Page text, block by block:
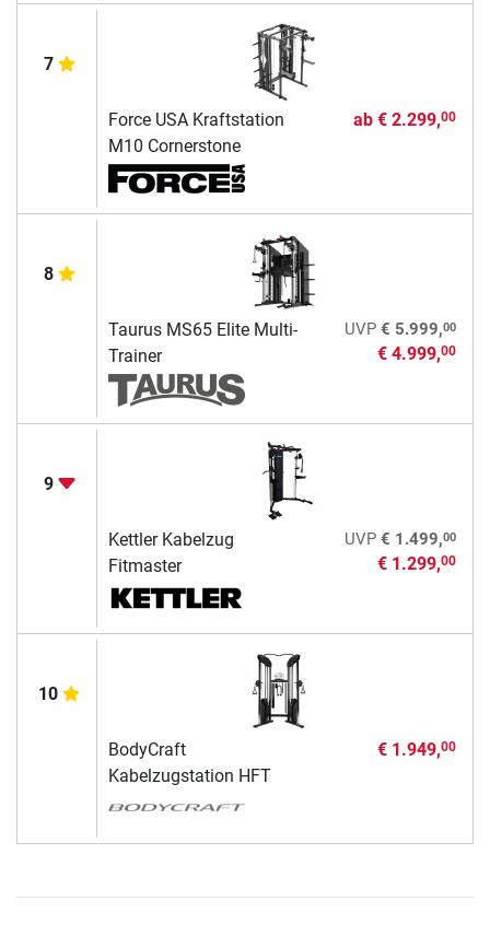
7
Force USA Kraftstation
M10 Cornerstone
ab € 2.299,00
8
Taurus MS65 Elite Multi-
Trainer
UVP € 5.999,00
€ 4.999,00
9
Kettler Kabelzug
Fitmaster
UVP € 1.499,00
€ 1.299,00
10
BodyCraft
Kabelzugstation HFT
€ 1.949,00